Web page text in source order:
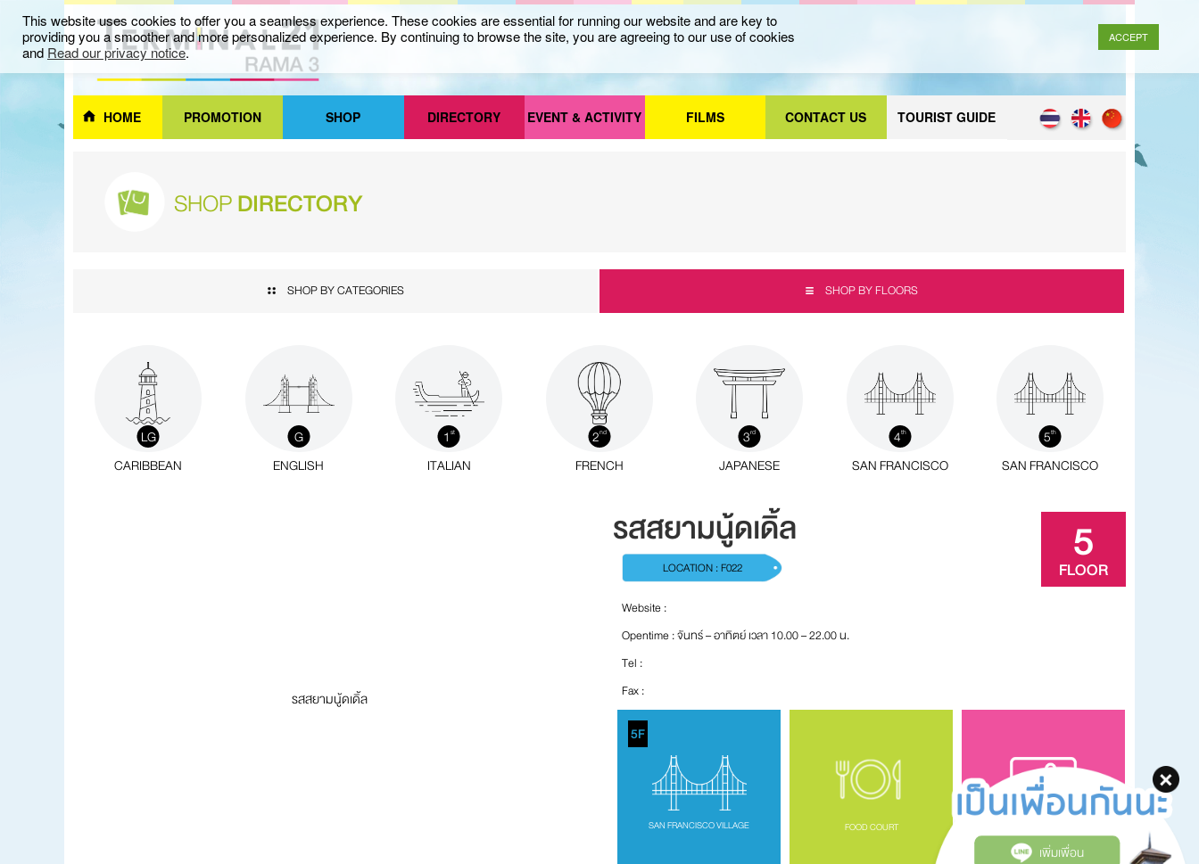
เพิ่มเพื่อน
HOME PROMOTION SHOP DIRECTORY EVENT & ACTIVITY FILMS CONTACT US TOURIST GUIDE
SHOPDIRECTORY
SHOP BY CATEGORIES SHOP BY FLOORS
LG
CARIBBEAN
G
ENGLISH
1 st
ITALIAN
2nd
FRENCH
3rd
JAPANESE
4th
SAN FRANCISCO
5th
SAN FRANCISCO
5
FLOOR
รสสยามนู้ดเดิ้ล
LOCATION : F022
Website :
Opentime : จันทร์ – อาทิตย์ เวลา 10.00 – 22.00 น.
Tel :
Fax :
5F
SAN FRANCISCO VILLAGE FOOD COURT
รสสยามนู้ดเดิ้ล
This website uses cookies to offer you a seamless experience. These cookies are essential for running our website and are key to
providing you a smoother and more personalized experience. By continuing to browse the site, you are agreeing to our use of cookies
and Read our privacy notice.
ACCEPT